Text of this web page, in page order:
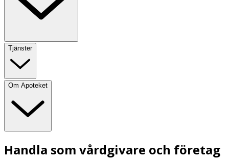
Tjänster
Om Apoteket
Handla som vårdgivare och företag